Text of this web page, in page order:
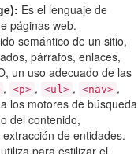
Es el lenguaje de
páginas web.
semántico de un sitio,
párrafos, enlaces,
un uso adecuado de las
, <p> , <ul> , <nav> ,
los motores de búsqueda
del contenido,
extracción de entidades.
para estilizar el